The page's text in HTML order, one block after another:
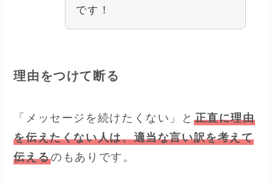
です！
理由をつけて断る
「メッセージを続けたくない」と 正直に理由
を伝えたくない人は、適当な言い訳を考えて
伝えるのもありです。